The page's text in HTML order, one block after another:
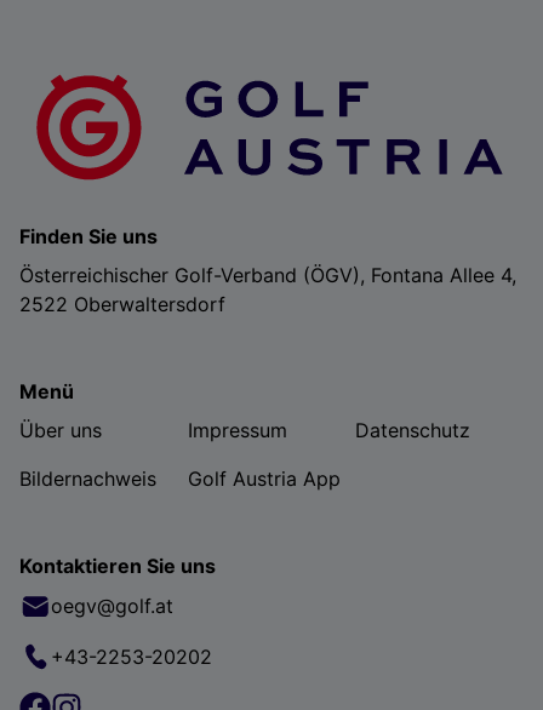
Finden Sie uns
Österreichischer Golf-Verband (ÖGV), Fontana Allee 4,
2522 Oberwaltersdorf
Menü
Über uns
Impressum
Datenschutz
Bildernachweis
Golf Austria App
Kontaktieren Sie uns
oegv@golf.at
+43-2253-20202